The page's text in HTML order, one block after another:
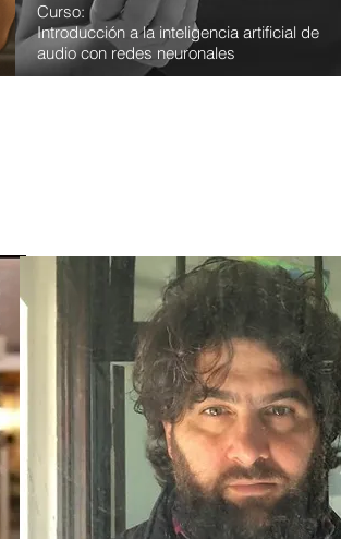
Curso:
Introducción a la inteligencia artificial de
audio con redes neuronales